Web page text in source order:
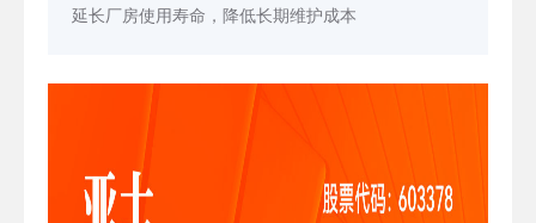
延长厂房使用寿命，降低长期维护成本